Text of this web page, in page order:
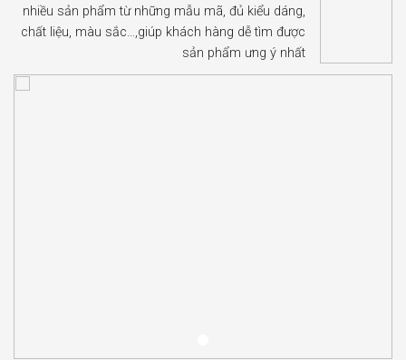
nhiều sản phẩm từ những mẫu mã, đủ kiểu dáng,
chất liệu, màu sắc…,giúp khách hàng dễ tìm được
sản phẩm ưng ý nhất